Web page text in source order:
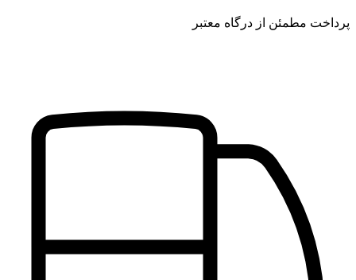
پرداخت مطمئن از درگاه معتبر